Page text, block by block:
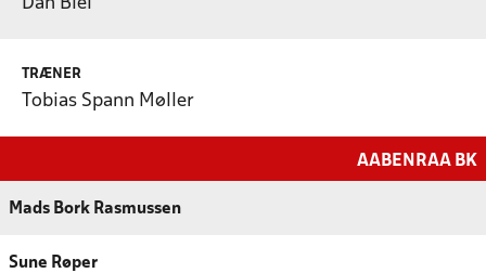
TRÆNER
Tobias Spann Møller
AABENRAA BK
Mads Bork Rasmussen
Sune Røper